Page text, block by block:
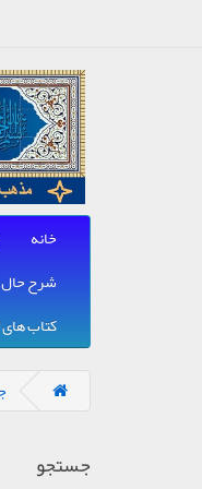
خانه
شرح حال
کتاب های
جستجو